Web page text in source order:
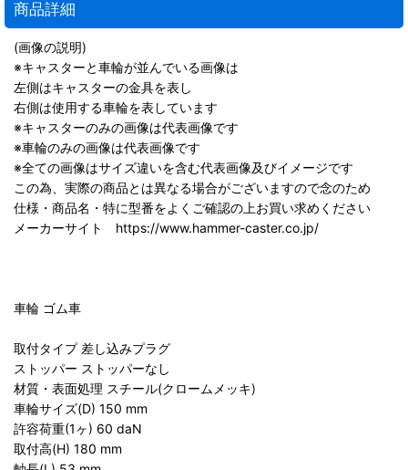
商品詳細
(画像の説明)
※キャスターと車輪が並んでいる画像は
左側はキャスターの金具を表し
右側は使用する車輪を表しています
※キャスターのみの画像は代表画像です
※車輪のみの画像は代表画像です
※全ての画像はサイズ違いを含む代表画像及びイメージです
この為、実際の商品とは異なる場合がございますので念のため
仕様・商品名・特に型番をよくご確認の上お買い求めください
メーカーサイト https://www.hammer-caster.co.jp/
車輪 ゴム車
取付タイプ 差し込みプラグ
ストッパー ストッパーなし
材質・表面処理 スチール(クロームメッキ)
車輪サイズ(D) 150 mm
許容荷重(1ヶ) 60 daN
取付高(H) 180 mm